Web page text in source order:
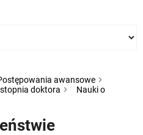
awansowe
doktora
Nauki o